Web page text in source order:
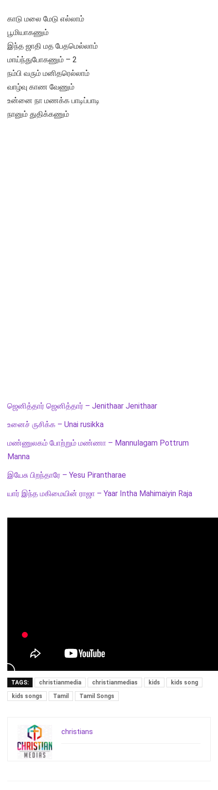
காடு மலை மேடு எல்லாம்
பூமியாகணும்
இந்த ஜாதி மத பேதமெல்லாம்
மாய்ந்துபோகணும் – 2
நம்பி வரும் மனிதரெல்லாம்
வாழ்வு காண வேணும்
உன்னை நா மணக்க பாடிப்பாடி
நானும் துதிக்கணும்
ஜெனித்தார் ஜெனித்தார் – Jenithaar Jenithaar
உனைச் ருசிக்க – Unai rusikka
மண்ணுலகம் போற்றும் மண்ணா – Mannulagam Pottrum
Manna
இயேசு பிறந்தாரே – Yesu Pirantharae
யார் இந்த மகிமையின் ராஜா – Yaar Intha Mahimaiyin Raja
TAGS: christianmedia christianmedias kids
kids song
kids songs
Tamil Tamil Songs
christians